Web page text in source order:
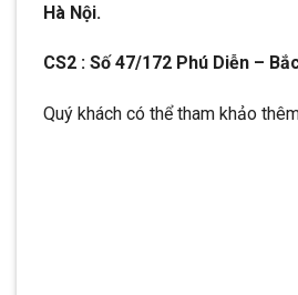
Hà Nội.
CS2 : Số 47/172 Phú Diễn –
Quý khách có thể tham khảo